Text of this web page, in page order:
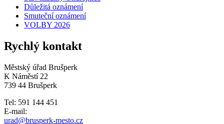
Důležitá oznámení
Smuteční oznámení
VOLBY 2026
Rychlý kontakt
Městský úřad Brušperk
K Náměstí 22
739 44 Brušperk
Tel: 591 144 451
E-mail:
urad@brusperk-mesto.cz